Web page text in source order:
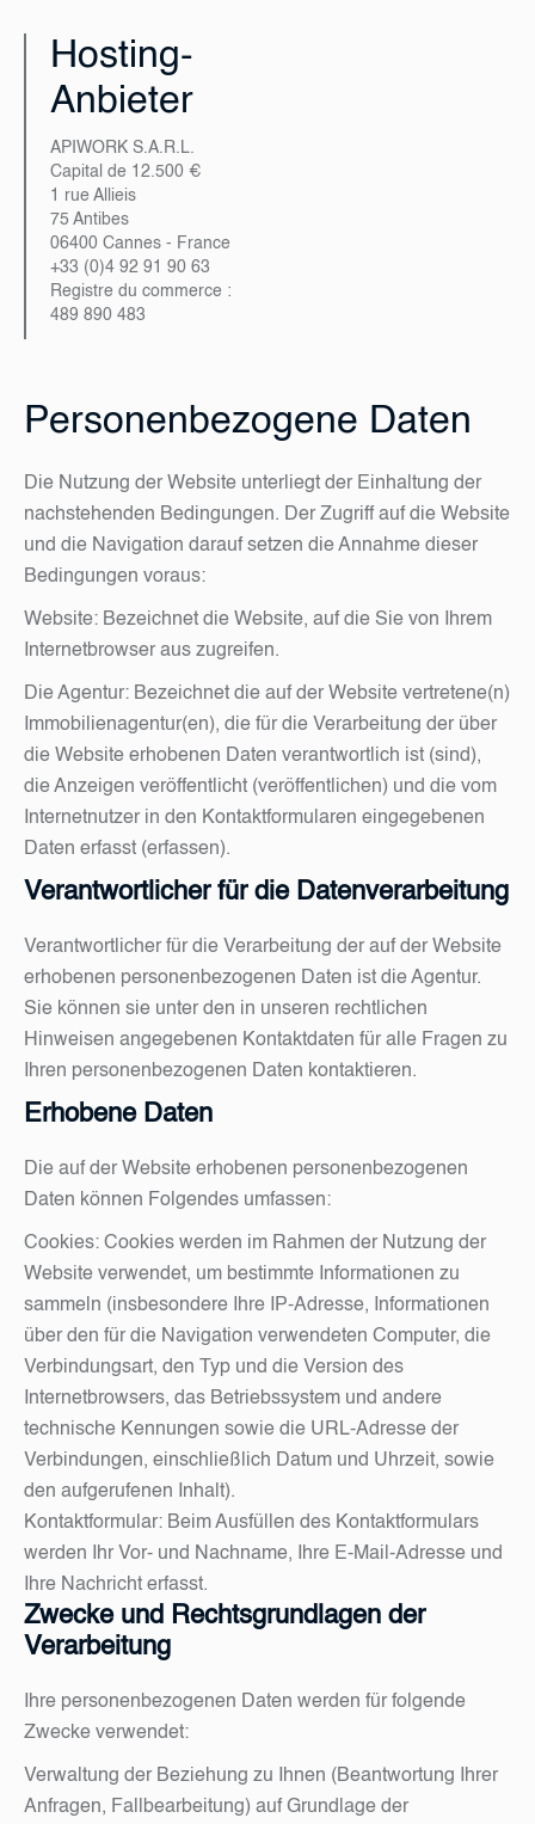
Hosting-
Anbieter
APIWORK S.A.R.L.
Capital de 12.500 €
1 rue Allieis
75 Antibes
06400 Cannes - France
+33 (0)4 92 91 90 63
Registre du commerce :
489 890 483
Personenbezogene Daten
Die Nutzung der Website unterliegt der Einhaltung der
nachstehenden Bedingungen. Der Zugriff auf die Website
und die Navigation darauf setzen die Annahme dieser
Bedingungen voraus:
Website: Bezeichnet die Website, auf die Sie von Ihrem
Internetbrowser aus zugreifen.
Die Agentur: Bezeichnet die auf der Website vertretene(n)
Immobilienagentur(en), die für die Verarbeitung der über
die Website erhobenen Daten verantwortlich ist (sind),
die Anzeigen veröffentlicht (veröffentlichen) und die vom
Internetnutzer in den Kontaktformularen eingegebenen
Daten erfasst (erfassen).
Verantwortlicher für die Datenverarbeitung
Verantwortlicher für die Verarbeitung der auf der Website
erhobenen personenbezogenen Daten ist die Agentur.
Sie können sie unter den in unseren rechtlichen
Hinweisen angegebenen Kontaktdaten für alle Fragen zu
Ihren personenbezogenen Daten kontaktieren.
Erhobene Daten
Die auf der Website erhobenen personenbezogenen
Daten können Folgendes umfassen:
Cookies: Cookies werden im Rahmen der Nutzung der
Website verwendet, um bestimmte Informationen zu
sammeln (insbesondere Ihre IP-Adresse, Informationen
über den für die Navigation verwendeten Computer, die
Verbindungsart, den Typ und die Version des
Internetbrowsers, das Betriebssystem und andere
technische Kennungen sowie die URL-Adresse der
Verbindungen, einschließlich Datum und Uhrzeit, sowie
den aufgerufenen Inhalt).
Kontaktformular: Beim Ausfüllen des Kontaktformulars
werden Ihr Vor- und Nachname, Ihre E-Mail-Adresse und
Ihre Nachricht erfasst.
Zwecke und Rechtsgrundlagen der
Verarbeitung
Ihre personenbezogenen Daten werden für folgende
Zwecke verwendet:
Verwaltung der Beziehung zu Ihnen (Beantwortung Ihrer
Anfragen, Fallbearbeitung) auf Grundlage der